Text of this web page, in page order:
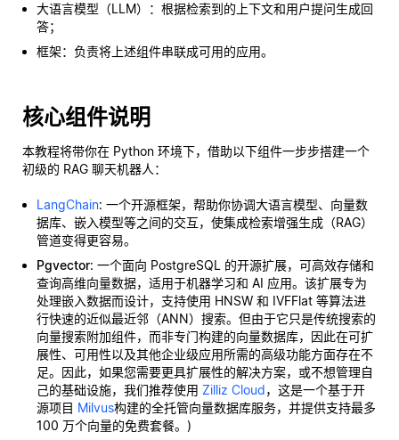
大语言模型（LLM）：根据检索到的上下文和用户提问生成回
答；
框架：负责将上述组件串联成可用的应用。
核心组件说明
本教程将带你在 Python 环境下，借助以下组件一步步搭建一个
初级的 RAG 聊天机器人：
LangChain: 一个开源框架，帮助你协调大语言模型、向量数
据库、嵌入模型等之间的交互，使集成检索增强生成（RAG）
管道变得更容易。
Pgvector: 一个面向 PostgreSQL 的开源扩展，可高效存储和
查询高维向量数据，适用于机器学习和 AI 应用。该扩展专为
处理嵌入数据而设计，支持使用 HNSW 和 IVFFlat 等算法进
行快速的近似最近邻（ANN）搜索。但由于它只是传统搜索的
向量搜索附加组件，而非专门构建的向量数据库，因此在可扩
展性、可用性以及其他企业级应用所需的高级功能方面存在不
足。因此，如果您需要更具扩展性的解决方案，或不想管理自
己的基础设施，我们推荐使用 Zilliz Cloud，这是一个基于开
源项目 Milvus构建的全托管向量数据库服务，并提供支持最多
100 万个向量的免费套餐。)